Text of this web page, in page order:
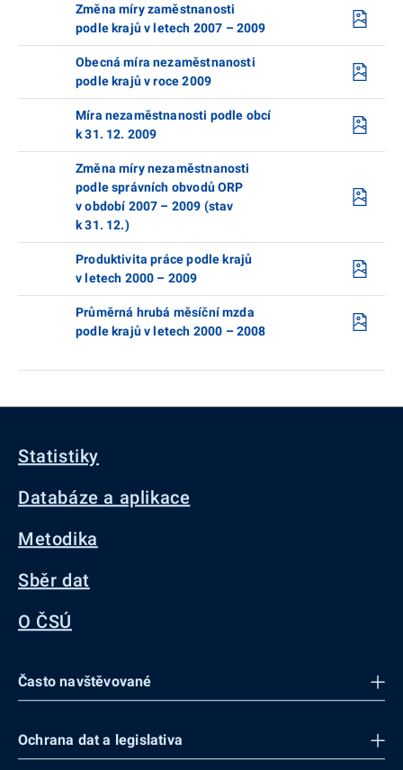
Změna míry zaměstnanosti
podle krajů v letech 2007 – 2009
Obecná míra nezaměstnanosti
podle krajů v roce 2009
Míra nezaměstnanosti podle obcí
k 31. 12. 2009
Změna míry nezaměstnanosti
podle správních obvodů ORP
v období 2007 – 2009 (stav
k 31. 12.)
Produktivita práce podle krajů
v letech 2000 – 2009
Průměrná hrubá měsíční mzda
podle krajů v letech 2000 – 2008
Statistiky
Databáze a aplikace
Metodika
Sběr dat
O ČSÚ
Často navštěvované
Ochrana dat a legislativa